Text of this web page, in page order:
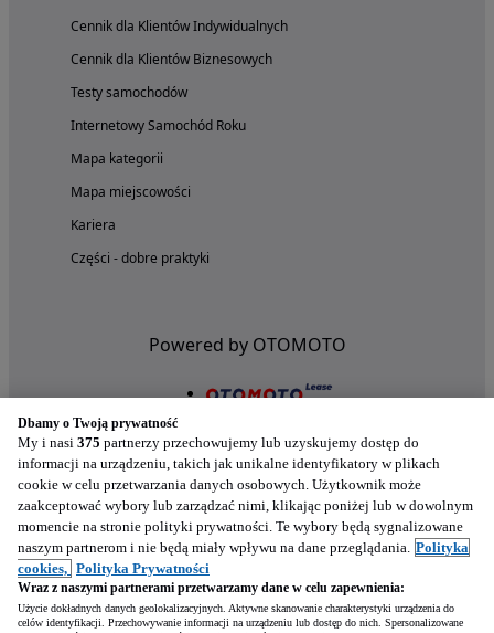
Cennik dla Klientów Indywidualnych
Cennik dla Klientów Biznesowych
Testy samochodów
Internetowy Samochód Roku
Mapa kategorii
Mapa miejscowości
Kariera
Części - dobre praktyki
Powered by OTOMOTO
Nasze aplikacje w twoim telefonie
Dbamy o Twoją prywatność
My i nasi 375 partnerzy przechowujemy lub uzyskujemy dostęp do
informacji na urządzeniu, takich jak unikalne identyfikatory w plikach
cookie w celu przetwarzania danych osobowych. Użytkownik może
zaakceptować wybory lub zarządzać nimi, klikając poniżej lub w dowolnym
momencie na stronie polityki prywatności. Te wybory będą sygnalizowane
naszym partnerom i nie będą miały wpływu na dane przeglądania. Polityka
cookies, Polityka Prywatności
Wraz z naszymi partnerami przetwarzamy dane w celu zapewnienia:
Użycie dokładnych danych geolokalizacyjnych. Aktywne skanowanie charakterystyki urządzenia do
celów identyfikacji. Przechowywanie informacji na urządzeniu lub dostęp do nich. Spersonalizowane